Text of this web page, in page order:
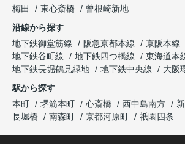
梅田
東心斎橋
曾根崎新地
沿線から探す
地下鉄御堂筋線
阪急京都本線 京阪本線
地下鉄谷町線
地下鉄四つ橋線
東海道本
地下鉄長堀鶴見緑地
地下鉄中央線
大阪
駅から探す
本町
堺筋本町 心斎橋 西中島南方
長堀橋
南森町 京都河原町 祇園四条